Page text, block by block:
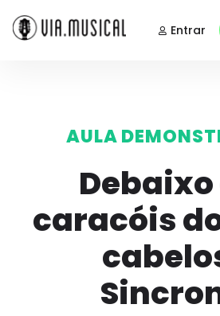
Entrar
AULA
caracóis